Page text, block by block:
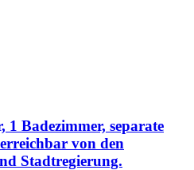
1 Badezimmer, separate
von den
Stadtregierung.